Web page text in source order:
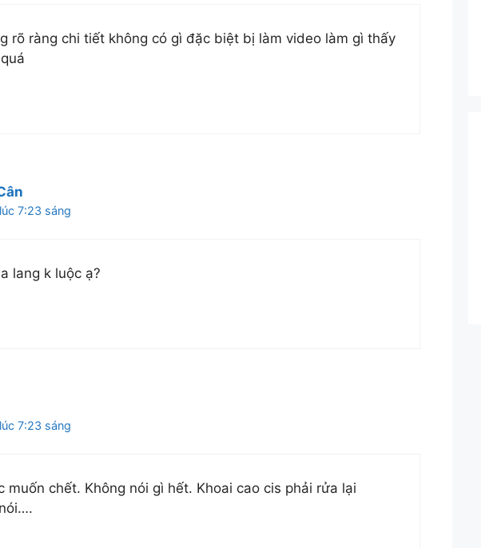
rõ ràng chi tiết không có gì đặc biệt bị làm video làm gì thấy
7:23 sáng
lang k luộc ạ?
7:23 sáng
muốn chết. Không nói gì hết. Khoai cao cis phải rửa lại